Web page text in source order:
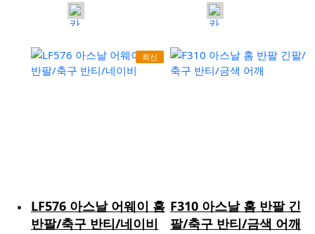
최신
LF576 아스날 어웨이 홈
반팔/축구 반티/네이비
F310 아스날 홈 반팔 긴
팔/축구 반티/금색 어깨